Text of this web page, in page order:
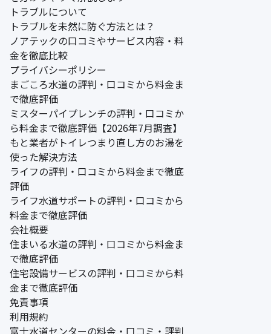
トラブルについて
トラブルを未然に防ぐ方法とは？
ノアテックの口コミやサービス内容・料
金を徹底比較
プライバシーポリシー
まごころ水道の評判・口コミから料金ま
で徹底評価
ミスターパイプレンチの評判・口コミか
ら料金まで徹底評価【2026年7月調査】
もと業者がトイレつまり直し方のお湯を
使った解決方法
ライフの評判・口コミから料金まで徹底
評価
ライフ水道サポートの評判・口コミから
料金まで徹底評価
会社概要
住まいる水道の評判・口コミから料金ま
で徹底評価
住宅設備サービスの評判・口コミから料
金まで徹底評価
免責事項
利用規約
富士水道センターの料金・口コミ・評判